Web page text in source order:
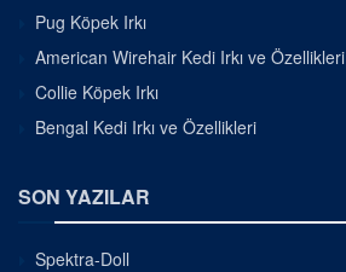
Pug Köpek Irkı
American Wirehair Kedi Irkı ve Özellikleri
Collie Köpek Irkı
Bengal Kedi Irkı ve Özellikleri
SON YAZILAR
Spektra-Doll